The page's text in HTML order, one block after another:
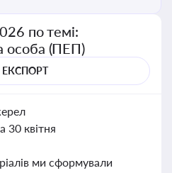
по темі:
особа (ПЕП)
ЕКСПОРТ
30 квітня
ми сформували